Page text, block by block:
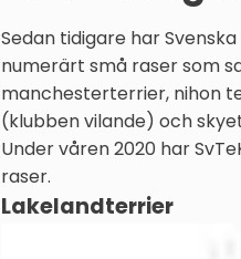
Sedan tidigare har
numerärt små raser som
manchesterterrier, nihon
(klubben vilande) och
Under våren 2020 har
raser.
Lakelandterrier